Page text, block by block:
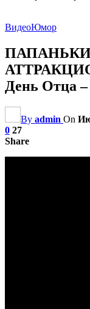
ВидеоЮмор
ПАПАНЬКИ
День Отца
By admin On
0 27
Share